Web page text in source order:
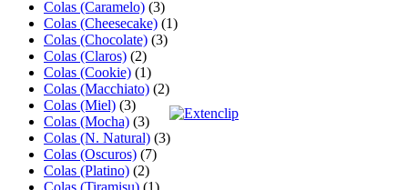
Colas (Caramelo) (3)
Colas (Cheesecake) (1)
Colas (Chocolate) (3)
Colas (Claros) (2)
Colas (Cookie) (1)
Colas (Macchiato) (2)
Colas (Miel) (3)
Colas (Mocha) (3)
Colas (N. Natural) (3)
Colas (Oscuros) (7)
Colas (Platino) (2)
Colas (Tiramisu) (1)